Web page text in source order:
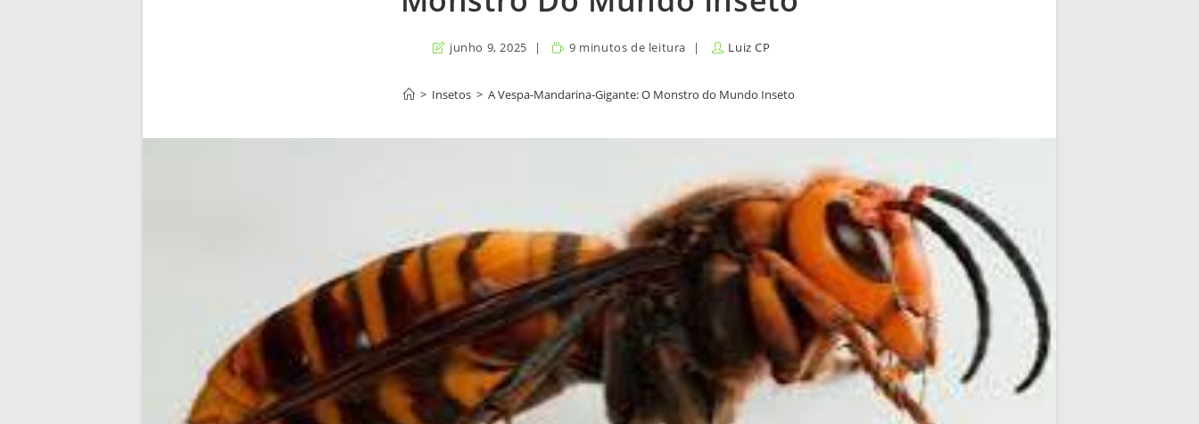
junho 9, 2025 9 minutos de leitura Luiz CP
> Insetos > A Vespa-Mandarina-Gigante: O Monstro do Mundo Inseto